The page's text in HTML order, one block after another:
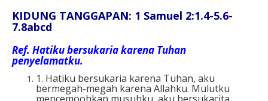
KIDUNG TANGGAPAN: 1 Samuel 2:1.4-5.6-
7.8abcd
Ref. Hatiku bersukaria karena Tuhan
penyelamatku.
1. Hatiku bersukaria karena Tuhan, aku
bermegah-megah karena Allahku. Mulutku